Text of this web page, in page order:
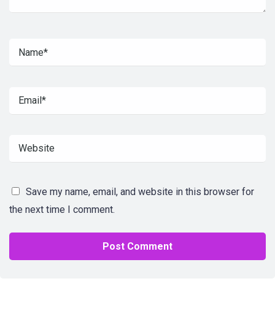
Save my name, email, and website in this browser for
the next time I comment.